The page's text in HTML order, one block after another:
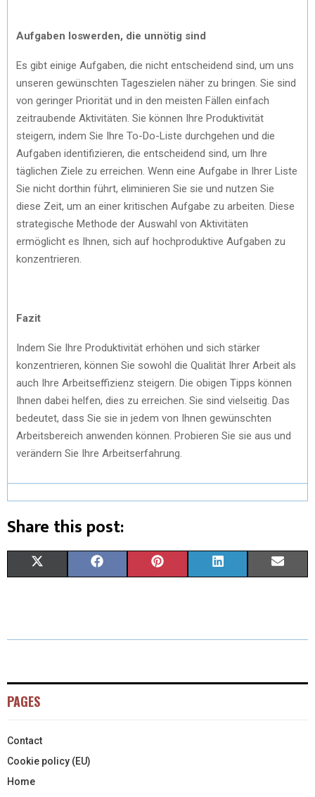
Aufgaben loswerden, die unnötig sind
Es gibt einige Aufgaben, die nicht entscheidend sind, um uns
unseren gewünschten Tageszielen näher zu bringen. Sie sind
von geringer Priorität und in den meisten Fällen einfach
zeitraubende Aktivitäten. Sie können Ihre Produktivität
steigern, indem Sie Ihre To-Do-Liste durchgehen und die
Aufgaben identifizieren, die entscheidend sind, um Ihre
täglichen Ziele zu erreichen. Wenn eine Aufgabe in Ihrer Liste
Sie nicht dorthin führt, eliminieren Sie sie und nutzen Sie
diese Zeit, um an einer kritischen Aufgabe zu arbeiten. Diese
strategische Methode der Auswahl von Aktivitäten
ermöglicht es Ihnen, sich auf hochproduktive Aufgaben zu
konzentrieren.
Fazit
Indem Sie Ihre Produktivität erhöhen und sich stärker
konzentrieren, können Sie sowohl die Qualität Ihrer Arbeit als
auch Ihre Arbeitseffizienz steigern. Die obigen Tipps können
Ihnen dabei helfen, dies zu erreichen. Sie sind vielseitig. Das
bedeutet, dass Sie sie in jedem von Ihnen gewünschten
Arbeitsbereich anwenden können. Probieren Sie sie aus und
verändern Sie Ihre Arbeitserfahrung.
Share this post:
W
R
E T K I
PAGES
Contact
Cookie policy (EU)
Home